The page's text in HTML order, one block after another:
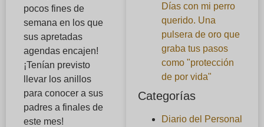
pocos fines de
semana en los que
sus apretadas
agendas encajen!
¡Tenían previsto
llevar los anillos
para conocer a sus
padres a finales de
este mes!
Días con mi perro
querido. Una
pulsera de oro que
graba tus pasos
como "protección
de por vida"
Categorías
Diario del Personal